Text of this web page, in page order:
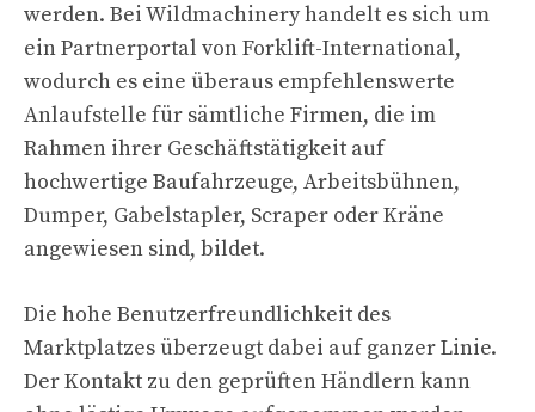
werden. Bei Wildmachinery handelt es sich um
ein Partnerportal von Forklift-International,
wodurch es eine überaus empfehlenswerte
Anlaufstelle für sämtliche Firmen, die im
Rahmen ihrer Geschäftstätigkeit auf
hochwertige Baufahrzeuge, Arbeitsbühnen,
Dumper, Gabelstapler, Scraper oder Kräne
angewiesen sind, bildet.
Die hohe Benutzerfreundlichkeit des
Marktplatzes überzeugt dabei auf ganzer Linie.
Der Kontakt zu den geprüften Händlern kann